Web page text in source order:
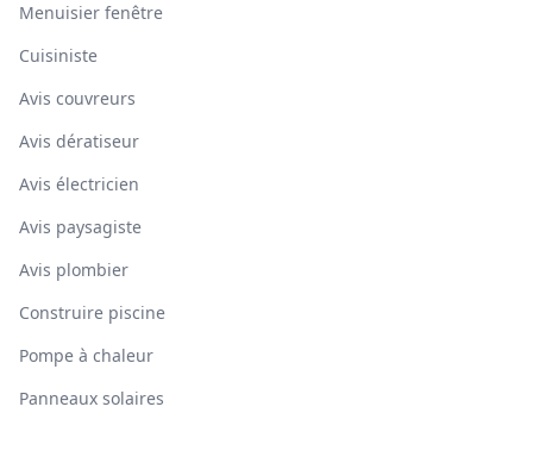
Menuisier fenêtre
Cuisiniste
Avis couvreurs
Avis dératiseur
Avis électricien
Avis paysagiste
Avis plombier
Construire piscine
Pompe à chaleur
Panneaux solaires